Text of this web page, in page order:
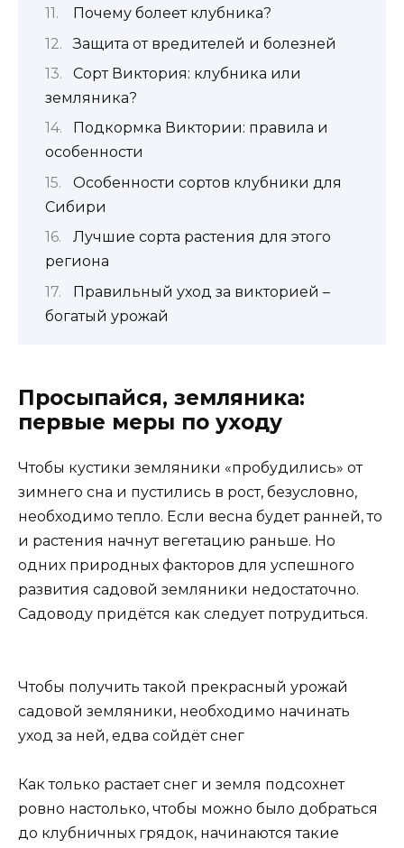
Почему болеет клубника?
Защита от вредителей и болезней
Сорт Виктория: клубника или
земляника?
Подкормка Виктории: правила и
особенности
Особенности сортов клубники для
Сибири
Лучшие сорта растения для этого
региона
Правильный уход за викторией –
богатый урожай
Просыпайся, земляника:
первые меры по уходу
Чтобы кустики земляники «пробудились» от
зимнего сна и пустились в рост, безусловно,
необходимо тепло. Если весна будет ранней, то
и растения начнут вегетацию раньше. Но
одних природных факторов для успешного
развития садовой земляники недостаточно.
Садоводу придётся как следует потрудиться.
Чтобы получить такой прекрасный урожай
садовой земляники, необходимо начинать
уход за ней, едва сойдёт снег
Как только растает снег и земля подсохнет
ровно настолько, чтобы можно было добраться
до клубничных грядок, начинаются такие